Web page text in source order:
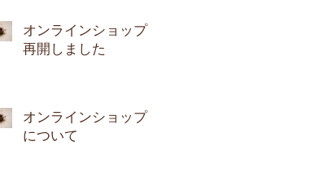
オンラインショップ
再開しました
オンラインショップ
について